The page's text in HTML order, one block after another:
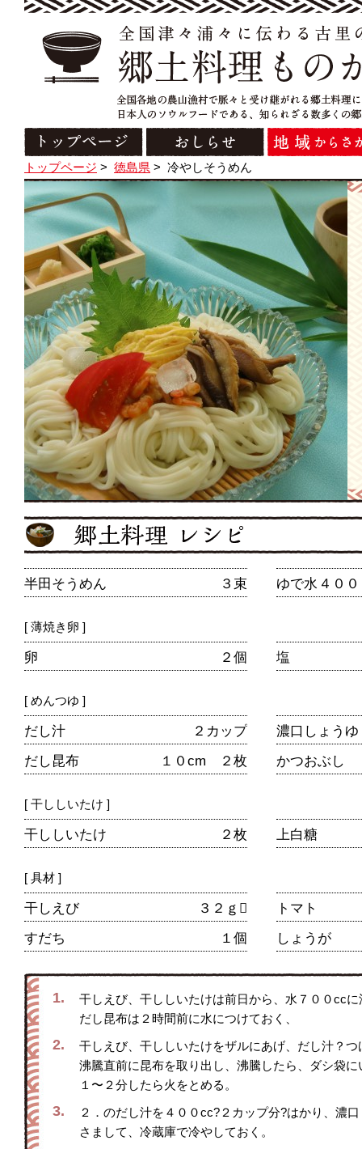
トップページ > 徳島県 > 冷やしそうめん
半田そうめん ３束 ゆで水 ４０
[ 薄焼き卵 ]
卵 ２個 塩
[ めんつゆ ]
だし汁 ２カップ
濃口しょうゆ
だし昆布
１０cm ２枚 かつおぶし
[ 干ししいたけ ]
干ししいたけ ２枚 上白糖
[ 具材 ]
干しえび ３２ｇ
トマト
すだち
１個 しょうが
1.
干しえび、干ししいたけは前日から、水７００cc
だし昆布は２時間前に水につけておく、
2.
干しえび、干ししいたけをザルにあげ、だし汁？
沸騰直前に昆布を取り出し、沸騰したら、ダシ袋
１〜２分したら火をとめる。
3.
２．のだし汁を４００cc?２カップ分?はかり、濃
さまして、冷蔵庫で冷やしておく。